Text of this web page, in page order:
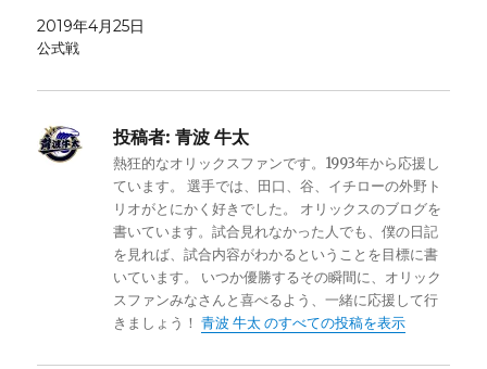
2019年4月25日
公式戦
投稿者: 青波 牛太
熱狂的なオリックスファンです。1993年から応援し
ています。 選手では、田口、谷、イチローの外野ト
リオがとにかく好きでした。 オリックスのブログを
書いています。試合見れなかった人でも、僕の日記
を見れば、試合内容がわかるということを目標に書
いています。 いつか優勝するその瞬間に、オリック
スファンみなさんと喜べるよう、一緒に応援して行
きましょう！青波 牛太 のすべての投稿を表示